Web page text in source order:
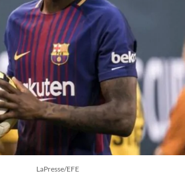
LaPresse/EFE